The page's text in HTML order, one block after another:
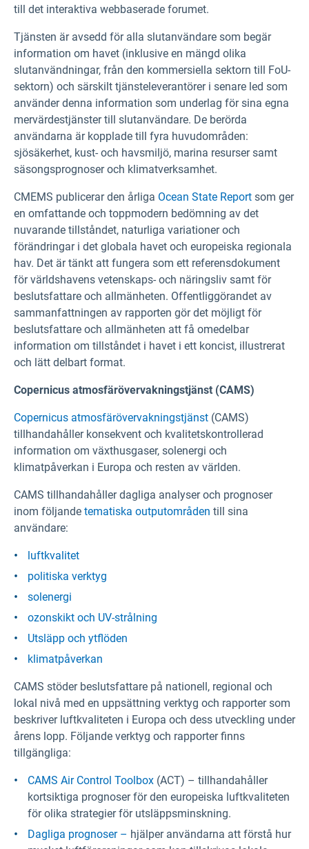
till det interaktiva webbaserade forumet.
Tjänsten är avsedd för alla slutanvändare som begär
information om havet (inklusive en mängd olika
slutanvändningar, från den kommersiella sektorn till FoU-
sektorn) och särskilt tjänsteleverantörer i senare led som
använder denna information som underlag för sina egna
mervärdestjänster till slutanvändare. De berörda
användarna är kopplade till fyra huvudområden:
sjösäkerhet, kust- och havsmiljö, marina resurser samt
säsongsprognoser och klimatverksamhet.
CMEMS publicerar den årliga Ocean State Report som ger
en omfattande och toppmodern bedömning av det
nuvarande tillståndet, naturliga variationer och
förändringar i det globala havet och europeiska regionala
hav. Det är tänkt att fungera som ett referensdokument
för världshavens vetenskaps- och näringsliv samt för
beslutsfattare och allmänheten. Offentliggörandet av
sammanfattningen av rapporten gör det möjligt för
beslutsfattare och allmänheten att få omedelbar
information om tillståndet i havet i ett koncist, illustrerat
och lätt delbart format.
Copernicus atmosfärövervakningstjänst (CAMS)
Copernicus atmosfärövervakningstjänst (CAMS)
tillhandahåller konsekvent och kvalitetskontrollerad
information om växthusgaser, solenergi och
klimatpåverkan i Europa och resten av världen.
CAMS tillhandahåller dagliga analyser och prognoser
inom följande tematiska outputområden till sina
användare:
luftkvalitet
politiska verktyg
solenergi
ozonskikt och UV-strålning
Utsläpp och ytflöden
klimatpåverkan
CAMS stöder beslutsfattare på nationell, regional och
lokal nivå med en uppsättning verktyg och rapporter som
beskriver luftkvaliteten i Europa och dess utveckling under
årens lopp. Följande verktyg och rapporter finns
tillgängliga:
CAMS Air Control Toolbox (ACT) – tillhandahåller
kortsiktiga prognoser för den europeiska luftkvaliteten
för olika strategier för utsläppsminskning.
Dagliga prognoser – hjälper användarna att förstå hur